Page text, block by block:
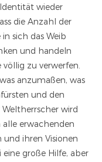
wieder
die Anzahl der
sich das Weib
und handeln
zu verwerfen.
anzumaßen, was
und den
wird
erwachenden
und ihren Visionen
große Hilfe, aber